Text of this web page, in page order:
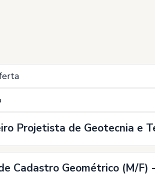
Projetista de Geotecnia e
Cadastro Geométrico (M/F)